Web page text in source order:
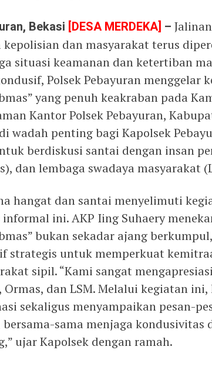
Bekasi [DESA MERDEKA] –
kepolisian dan masyarakat terus
situasi keamanan dan ketertiban
Polsek Pebayuran menggelar
yang penuh keakraban pada
Kantor Polsek Pebayuran,
wadah penting bagi Kapolsek
berdiskusi santai dengan insan
dan lembaga swadaya masyarakat
hangat dan santai menyelimuti
informal ini. AKP Iing Suhaery
bukan sekadar ajang
strategis untuk memperkuat
sipil. “Kami sangat
Ormas, dan LSM. Melalui kegiatan
sekaligus menyampaikan pesan-
bersama-sama menjaga
ujar Kapolsek dengan ramah.